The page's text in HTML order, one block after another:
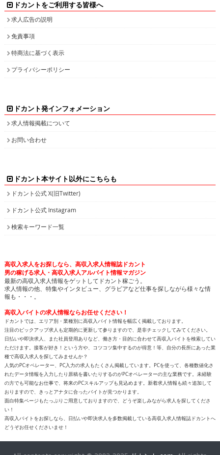
ドカントをご利用する皆様へ
求人広告の説明
免責事項
特商法に基づく表示
プライバシーポリシー
ドカント発インフォメーション
求人情報掲載について
お問い合わせ
ドカント本サイト以外にこちらも
ドカント公式 X(旧Twitter)
ドカント公式 Instagram
検索キーワード一覧
高収入求人をお探しなら、高収入求人情報誌ドカント
男の稼げる求人・高収入求人アルバイト情報マガジン
最新の高収入求人情報をゲットしてドカント稼ごう。
求人情報の他、特集やインタビュー、グラビアなど仕事を探しながら様々な情
報も・・・。
高収入バイトの求人情報ならお任せください！
ドカントでは、エリア別・業種別に高収入バイト情報を幅広く掲載しております。
注目のピックアップ求人も定期的に更新して参りますので、是非チェックしてみてください。
日払いや即決求人、また社員登用ありなど、働き方・目的に合わせて高収入バイトを検索してい
ただけます。接客が好き！という方や、コツコツ集中するのが得意！等、自分の長所にあった業
種で高収入求人を探してみませんか？
人気のPCオペレーター、PC入力の求人もたくさん掲載しています。PCを使って、各種数値化さ
れたデータ情報を入力したり原稿を書いたりするのがPCオペレーターの主な業務です。未経験
の方でも可能なお仕事で、将来のPCスキルアップも見込めます。新着求人情報も続々追加して
おりますので、きっとアナタに合ったバイトが見つかります。
面白特集ページもたっぷりご用意しておりますので、どうぞ楽しみながら求人を探してくださ
い！
高収入バイトをお探しなら、日払いや即決求人を多数掲載している高収入求人情報誌ドカントへ
どうぞお任せくださいませ！